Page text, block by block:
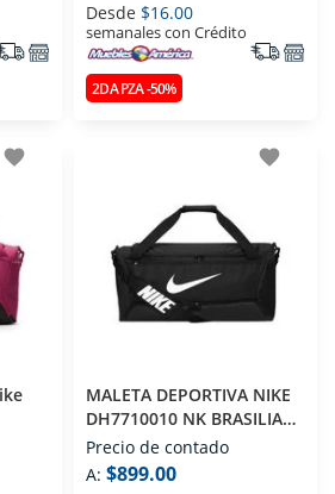
Desde $16.00
semanales con Crédito
2DA PZA -50%
favorite favorite
MALETA DEPORTIVA NIKE
DH7710010 NK BRASILIA
9.5 NEGRO
Precio de contado
A: $899.00